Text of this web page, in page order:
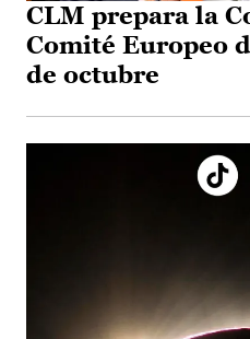
CLM prepara la
Comité Europeo
de octubre